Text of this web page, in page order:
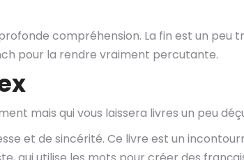
compréhension. La fin est un peu
pour la rendre vraiment percutante.
mais qui vous laissera livres un peu
et de sincérité. Ce livre est un